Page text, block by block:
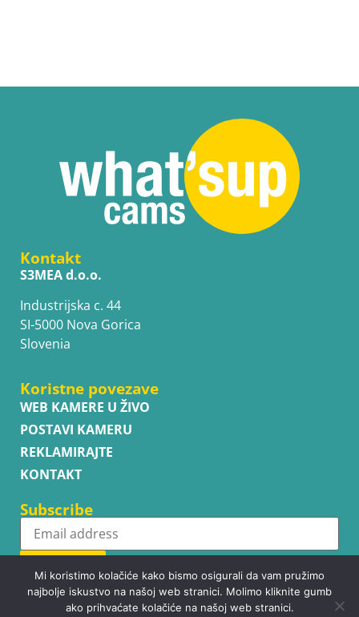
Kontakt
S3MEA d.o.o.
Industrijska c. 44
SI-5000 Nova Gorica
Slovenia
Koristne povezave
WEB KAMERE U ŽIVO
POSTAVI KAMERU
REKLAMIRAJTE
KONTAKT
Subscribe
Subscribe
Mi koristimo kolačiće kako bismo osigurali da vam pružimo
najbolje iskustvo na našoj web stranici. Molimo kliknite gumb
ako prihvaćate kolačiće na našoj web stranici.